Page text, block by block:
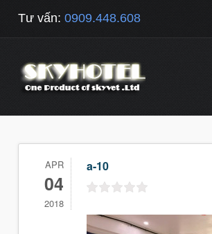
Tư vấn: 0909.448.608
APR
04
2018
a-10